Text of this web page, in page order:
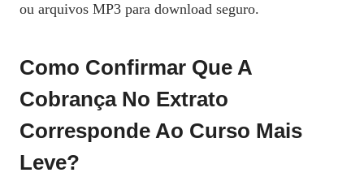
ou arquivos MP3 para download seguro.
Como Confirmar Que A
Cobrança No Extrato
Corresponde Ao Curso Mais
Leve?